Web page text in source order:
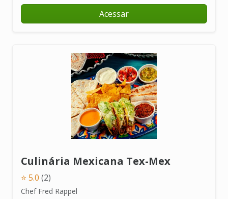
Acessar
Culinária Mexicana Tex-Mex
⭐ 5.0 (2)
Chef Fred Rappel